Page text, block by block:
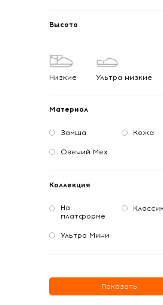
Высота
Низкие Ультра низкие
Материал
Замша Кожа
Овечий Мех
Коллекция
На
платформе
Ультра Мини
Показать